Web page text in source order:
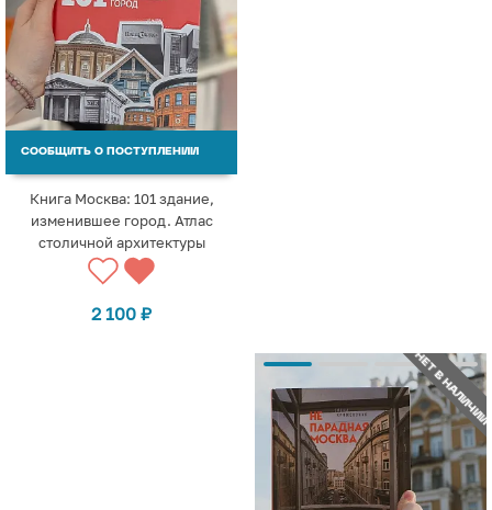
СООБЩИТЬ О ПОСТУПЛЕНИИ
Книга Москва: 101 здание,
изменившее город. Атлас
столичной архитектуры
2 100 ₽
НЕТ В НАЛИЧИИ